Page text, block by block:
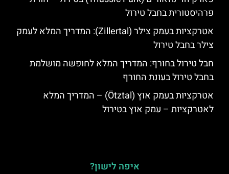
פרהיסטורית בחבל טירול
אטרקציות בעמק צילר (Zillertal): המדריך המלא לעמק
צילר בחבל טירול
חבל טירול בחורף: המדריך המלא לחופשה מושלמת
בחבל טירול בעונת החורף
אטרקציות בעמק אוץ (Ötztal) – המדריך המלא
לאטרקציות – עמק אוץ בטירול
איפה לישון?